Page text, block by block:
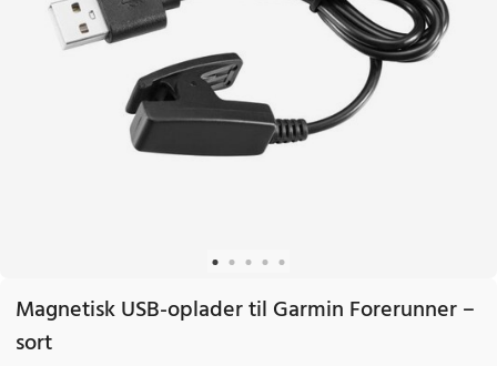
Magnetisk USB-oplader til Garmin Forerunner –
sort